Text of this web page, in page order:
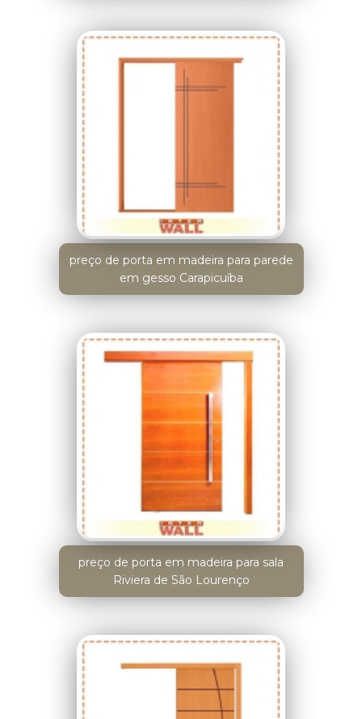
preço de porta em madeira para parede
em gesso Carapicuíba
preço de porta em madeira para sala
Riviera de São Lourenço